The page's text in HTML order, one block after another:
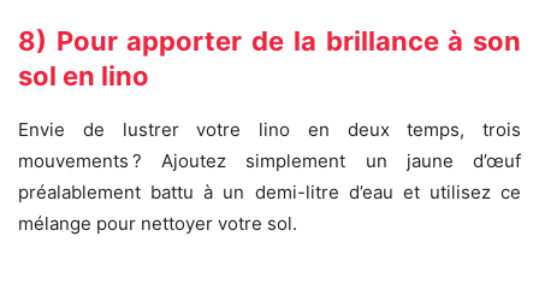
8) Pour apporter de la brillance à son
sol en lino
Envie de lustrer votre lino en deux temps, trois
mouvements ? Ajoutez simplement un jaune d’œuf
préalablement battu à un demi-litre d’eau et utilisez ce
mélange pour nettoyer votre sol.